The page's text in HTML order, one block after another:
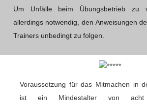
Um Unfälle beim Übungsbetrieb zu
allerdings notwendig, den Anweisungen
Trainers unbedingt zu folgen.
Voraussetzung für das Mitmachen in
ist ein Mindestalter von